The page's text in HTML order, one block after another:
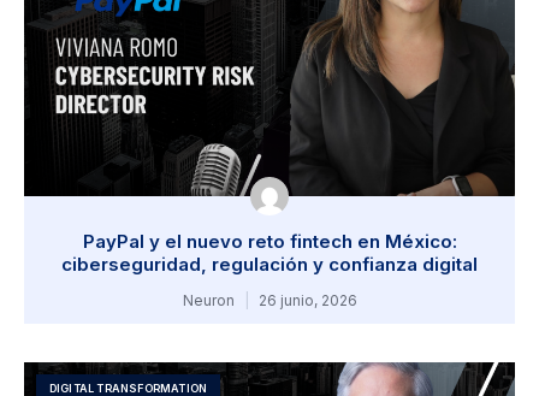
PayPal y el nuevo reto fintech en México:
ciberseguridad, regulación y confianza digital
Neuron 26 junio, 2026
DIGITAL TRANSFORMATION